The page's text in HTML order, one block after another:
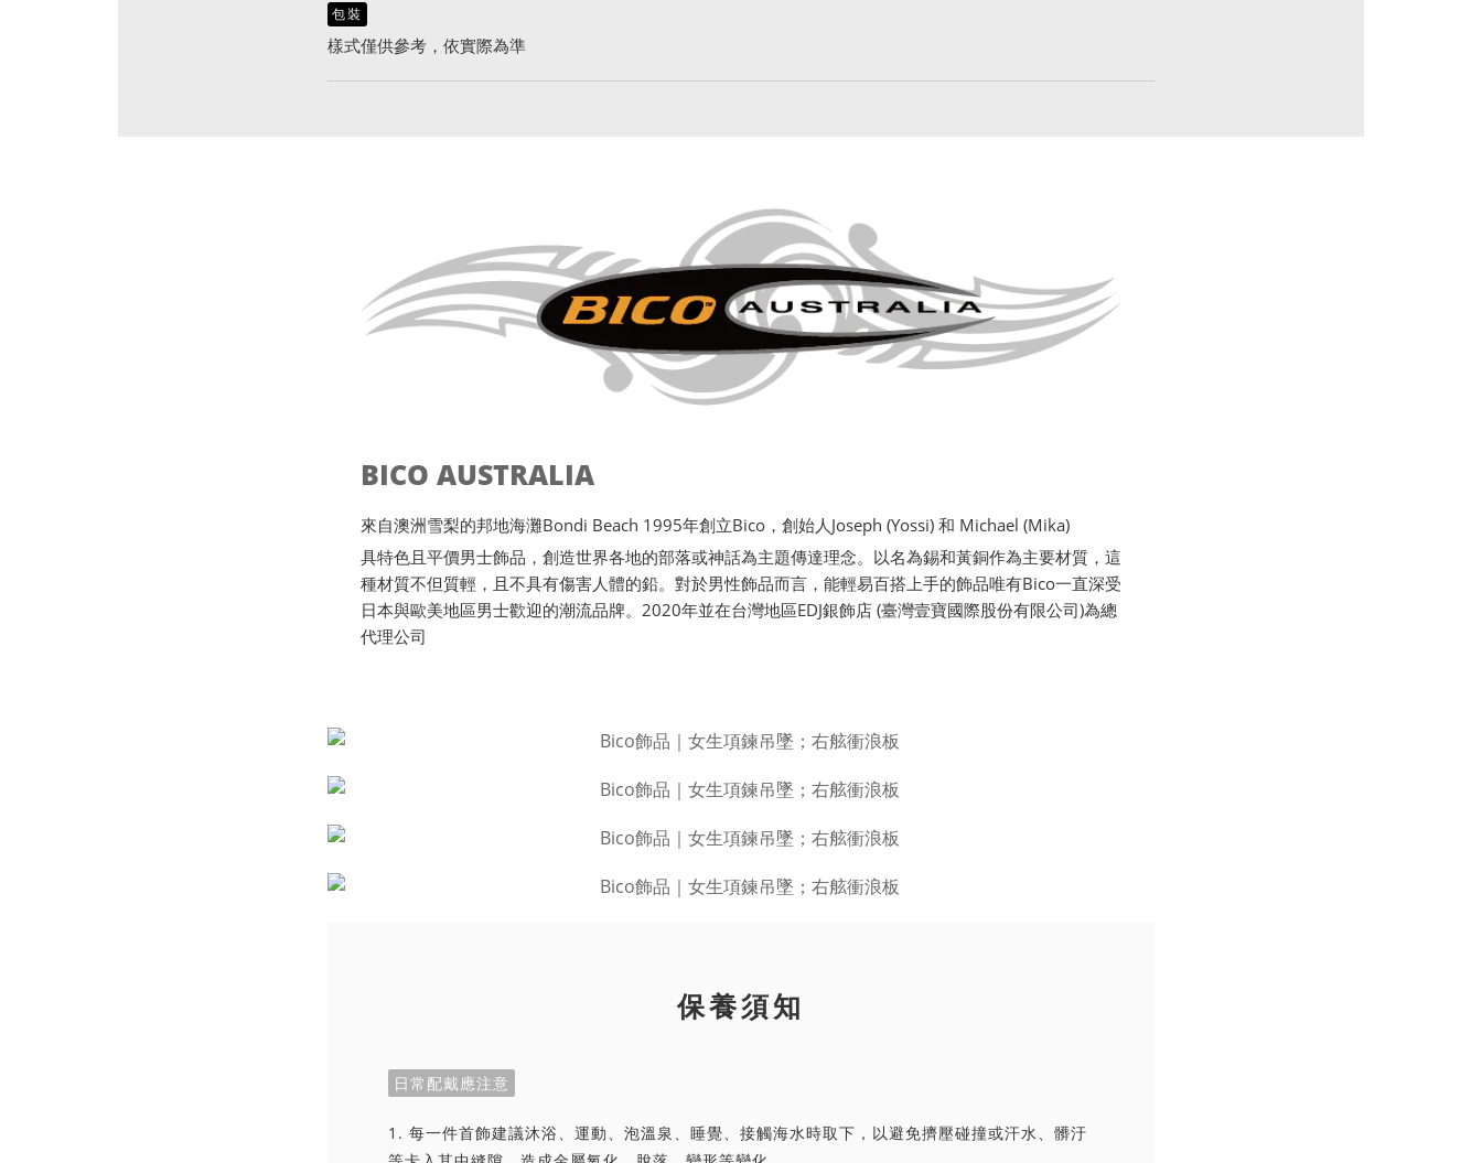
包裝
樣式僅供參考，依實際為準
BICO AUSTRALIA
來自澳洲雪梨的邦地海灘Bondi Beach 1995年創立Bico，創始人Joseph (Yossi) 和 Michael (Mika)
具特色且平價男士飾品，創造世界各地的部落或神話為主題傳達理念。以名為錫和黃銅作為主要材質，這
種材質不但質輕，且不具有傷害人體的鉛。對於男性飾品而言，能輕易百搭上手的飾品唯有Bico一直深受
日本與歐美地區男士歡迎的潮流品牌。2020年並在台灣地區EDJ銀飾店 (臺灣壹寶國際股份有限公司)為總
代理公司
保養須知
日常配戴應注意
1. 每一件首飾建議沐浴、運動、泡溫泉、睡覺、接觸海水時取下，以避免擠壓碰撞或汗水、髒汙